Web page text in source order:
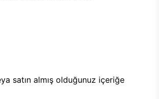
satın almış olduğunuz içeriğe